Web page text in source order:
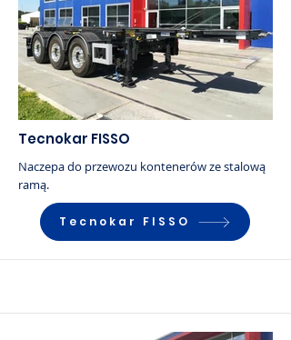
Tecnokar FISSO
Naczepa do przewozu kontenerów ze stalową
ramą.
Tecnokar FISSO